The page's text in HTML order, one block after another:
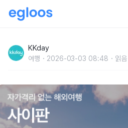
KKday
여행 2026-03-03 08:48 읽음